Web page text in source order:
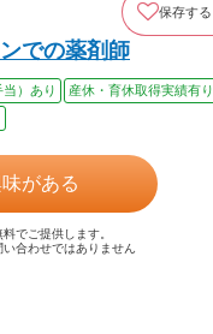
保存する
での薬剤師
）あり
産休・育休取得実績有り
がある
でご提供します。
合わせではありません